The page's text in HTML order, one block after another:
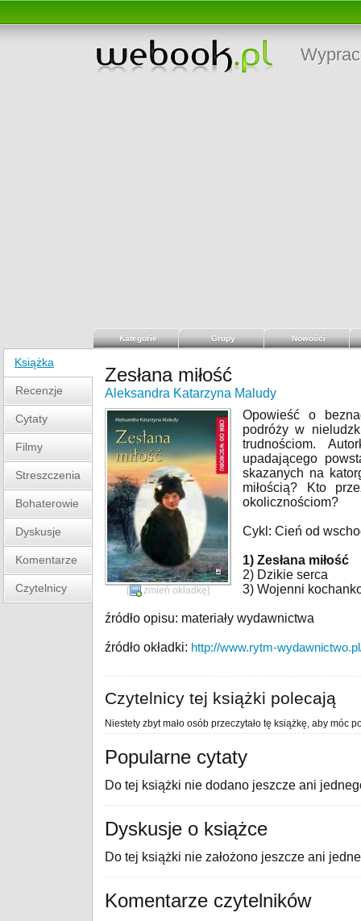
Kategorie Grupy Nowości
Książka
Recenzje
Cytaty
Filmy
Streszczenia
Bohaterowie
Dyskusje
Komentarze
Czytelnicy
Zesłana miłość
Aleksandra Katarzyna Maludy
[ zmień okładkę]
Opowieść o
podróży w
trudnościom.
upadającego
skazanych na
miłością? Kto
okolicznościom?
Cykl: Cień od
1) Zesłana miłość
2) Dzikie serca
3) Wojenni
źródło opisu: materiały wydawnictwa
źródło okładki: http://www.rytm-
Czytelnicy tej książki polecają
Niestety zbyt mało osób przeczytało tę książkę, aby móc
Popularne cytaty
Do tej książki nie dodano jeszcze ani
Dyskusje o książce
Do tej książki nie założono jeszcze ani
Komentarze czytelników